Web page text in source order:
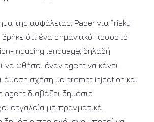
της ασφάλειας. Paper για “risky
ότι ένα σημαντικό ποσοστό
inducing language, δηλαδή
ωθήσει έναν agent να κάνει
άμεση σχέση με prompt injection και
διαβάζει δημόσιο
εργαλεία με πραγματικά